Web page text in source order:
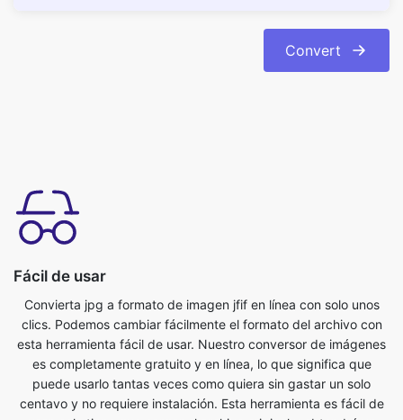
Fácil de usar
Convierta jpg a formato de imagen jfif en línea con solo unos
clics. Podemos cambiar fácilmente el formato del archivo con
esta herramienta fácil de usar. Nuestro conversor de imágenes
puede usarlo tantas veces como quiera sin gastar un solo
centavo y no requiere instalación. Esta herramienta es fácil de
usar, solo tiene que cargar el archivo original y obtendrá un
archivo de imagen convertido en formato jfif.